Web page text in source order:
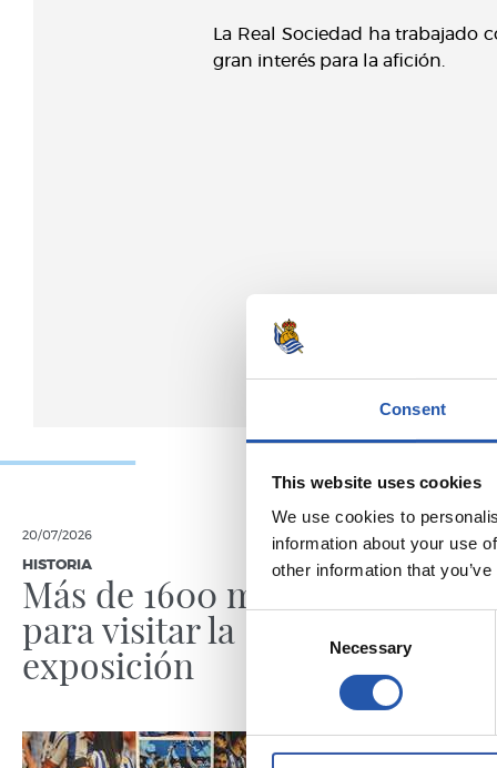
Consent
This website uses cookies
We use cookies to
information about your use
other information that
Necessary
La Real Sociedad ha
gran interés para la afición.
20/07/2026
HISTORIA
Más de 1600 motivos
para visitar la
exposición
HISTORIA